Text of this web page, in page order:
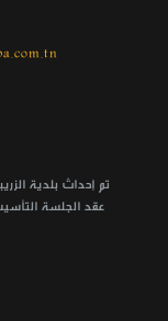
عقد الجلسة التأسيسية